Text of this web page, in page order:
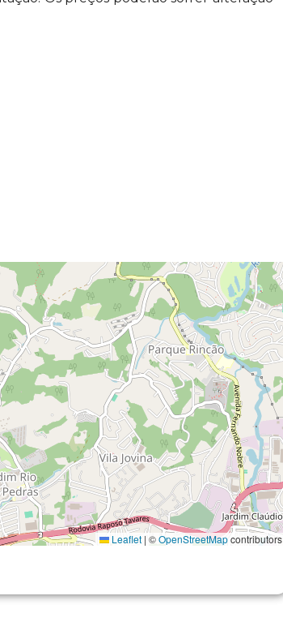
Leaflet | ©OpenStreetMapcontributors